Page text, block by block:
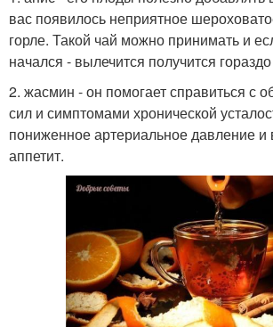
вас появилось неприятное
горле. Такой чай можно принимать и
начался - вылечится получится
2. жасмин - он помогает справиться с
сил и симптомами хронической
пониженное артериальное давление и
аппетит.